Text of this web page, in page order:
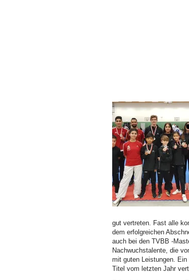
gut vertreten. Fast alle
dem erfolgreichen
auch bei den TVBB -
Nachwuchstalente, die
mit guten Leistungen. Ein
Titel vom letzten Jahr